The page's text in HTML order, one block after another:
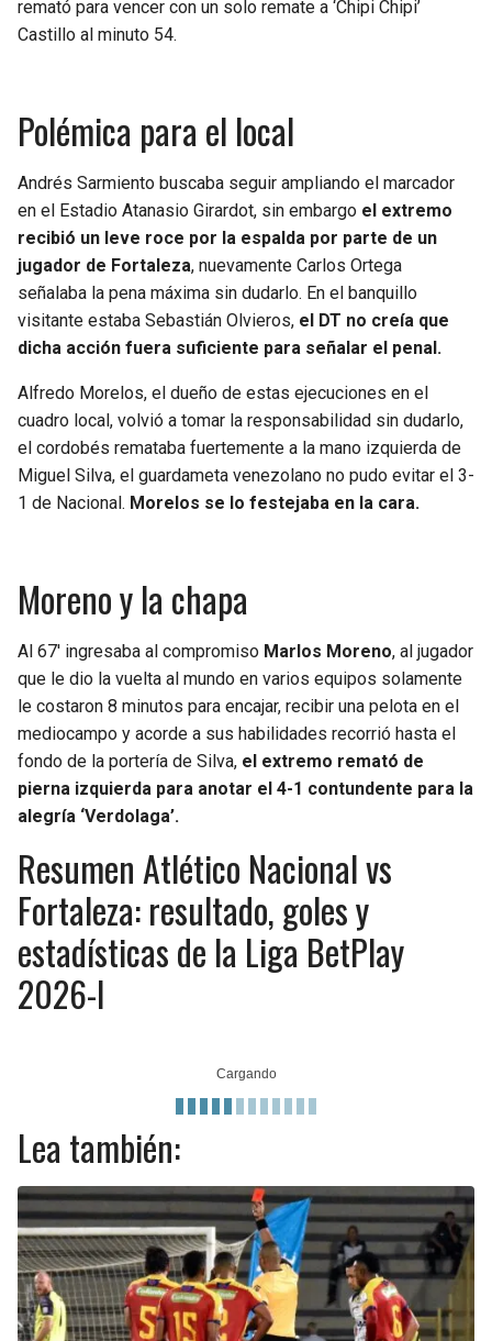
remató para vencer con un solo remate a ‘Chipi Chipi’
Castillo al minuto 54.
Polémica para el local
Andrés Sarmiento buscaba seguir ampliando el marcador
en el Estadio Atanasio Girardot, sin embargo el extremo
recibió un leve roce por la espalda por parte de un
jugador de Fortaleza, nuevamente Carlos Ortega
señalaba la pena máxima sin dudarlo. En el banquillo
visitante estaba Sebastián Olvieros, el DT no creía que
dicha acción fuera suficiente para señalar el penal.
Alfredo Morelos, el dueño de estas ejecuciones en el
cuadro local, volvió a tomar la responsabilidad sin dudarlo,
el cordobés remataba fuertemente a la mano izquierda de
Miguel Silva, el guardameta venezolano no pudo evitar el 3-
1 de Nacional. Morelos se lo festejaba en la cara.
Moreno y la chapa
Al 67′ ingresaba al compromiso Marlos Moreno, al jugador
que le dio la vuelta al mundo en varios equipos solamente
le costaron 8 minutos para encajar, recibir una pelota en el
mediocampo y acorde a sus habilidades recorrió hasta el
fondo de la portería de Silva, el extremo remató de
pierna izquierda para anotar el 4-1 contundente para la
alegría ‘Verdolaga’.
Resumen Atlético Nacional vs
Fortaleza: resultado, goles y
estadísticas de la Liga BetPlay
2026-I
Lea también: